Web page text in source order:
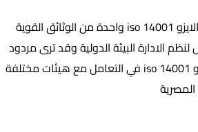
ويعتبر الامتثال لمواصفة الايزو iso 14001 واحدة من الوثائق القوية
الادارة البيئة الدولية وقد ترى مردود
الحصول على شهادة الايزو iso 14001 في التعامل مع هيئات مختلفة